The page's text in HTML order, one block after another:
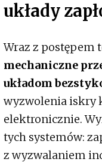
układy
Wraz z postępem
mechaniczne
układom
wyzwolenia iskry
elektronicznie.
tych systemów:
z wyzwalaniem